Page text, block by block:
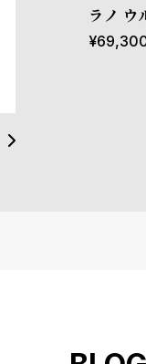
ラノ ウ
プロジ
¥